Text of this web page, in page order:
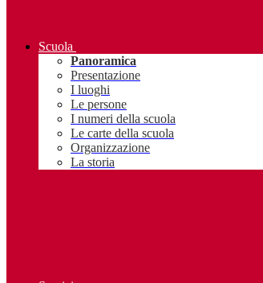
Scuola
Panoramica
Presentazione
I luoghi
Le persone
I numeri della scuola
Le carte della scuola
Organizzazione
La storia